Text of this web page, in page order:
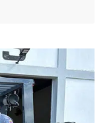
which helps
material
feels